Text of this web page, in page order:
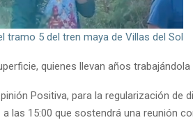
tramo 5 del tren maya de Villas del Sol
quienes llevan años trabajándola
Positiva, para la regularización de
las 15:00 que sostendrá una reunión